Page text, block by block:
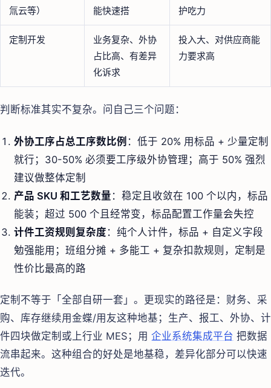
氚云等）
能快速搭
护吃力
定制开发
业务复杂、外协
占比高、有差异
化诉求
投入大、对供应商能
力要求高
判断标准其实不复杂。问自己三个问题：
外协工序占总工序数比例 ：低于 20% 用标品 + 少量定制
就行；30-50% 必须要工序级外协管理；高于 50% 强烈
建议做整体定制
产品 SKU 和工艺数量 ：稳定且收敛在 100 个以内，标品
能装；超过 500 个且经常变，标品配置工作量会失控
计件工资规则复杂度 ：纯个人计件，标品 + 自定义字段
勉强能用；班组分摊 + 多能工 + 复杂扣款规则，定制是
性价比最高的路
定制不等于「全部自研一套」。更现实的路径是：财务、采
购、库存继续用金蝶/用友这种地基；生产、报工、外协、计
件四块做定制或上行业 MES；用 企业系统集成平台 把数据
流串起来。这种组合的好处是地基稳，差异化部分可以快速
迭代。